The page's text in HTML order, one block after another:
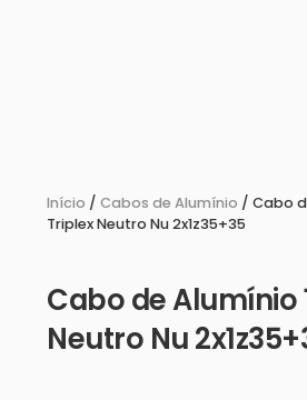
Início / Cabos de Alumínio / Cabo
Triplex Neutro Nu 2x1z35+35
Cabo de Alumínio
Neutro Nu